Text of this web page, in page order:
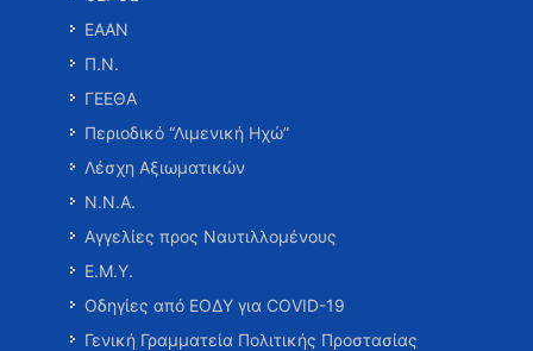
ΕΑΑΝ
Π.Ν.
ΓΕΕΘΑ
Περιοδικό “Λιμενική Ηχώ”
Λέσχη Αξιωματικών
Ν.Ν.Α.
Αγγελίες προς Ναυτιλλομένους
Ε.Μ.Υ.
Οδηγίες από ΕΟΔΥ για COVID-19
Γενική Γραμματεία Πολιτικής Προστασίας